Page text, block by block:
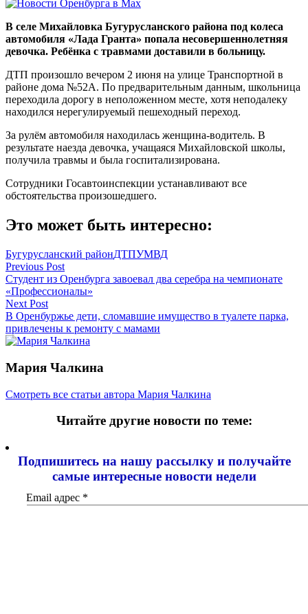
В селе Михайловка Бугурусланского района под колеса
автомобиля «Лада Гранта» попала несовершеннолетняя
девочка. Ребёнка с травмами доставили в больницу.
ДТП произошло вечером 2 июня на улице Транспортной в
районе дома №52А. По предварительным данным, школьница
переходила дорогу в неположенном месте, хотя неподалеку
находился нерегулируемый пешеходный переход.
За рулём автомобиля находилась женщина-водитель. В
результате наезда девочка, учащаяся Михайловской школы,
получила травмы и была госпитализирована.
Сотрудники Госавтоинспекции устанавливают все
обстоятельства произошедшего.
Это может быть интересно:
Бугурусланский районДТПУМВД
Навигация
по
записям
Previous Post
Студент из Оренбурга завоевал два серебра на чемпионате
«Профессионалы»
Next Post
В Оренбуржье дети, сломавшие имущество в туалете парка,
привлечены к ремонту с мамами
Мария Чалкина
Смотреть все статьи автора Мария Чалкина
Читайте другие новости по теме:
Подпишитесь на нашу рассылку и получайте
самые интересные новости недели
Email адрес *